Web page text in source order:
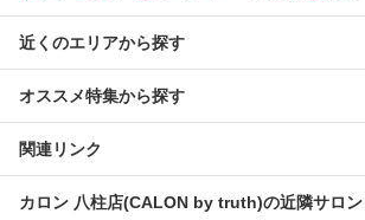
近くのエリアから探す
オススメ特集から探す
関連リンク
カロン 八柱店(CALON by truth)の近隣サロン